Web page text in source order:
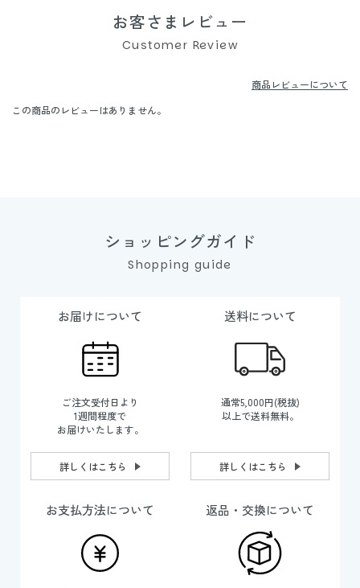
お客さまレビュー
Customer Review
商品レビューについて
この商品のレビューはありません。
ショッピングガイド
Shopping guide
お届けについて
ご注文受付日より
1週間程度で
お届けいたします。
詳しくはこちら
送料について
通常5,000円(税抜)
以上で送料無料。
詳しくはこちら
お支払方法について 返品・交換について